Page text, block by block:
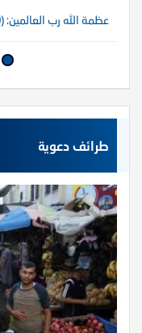
عظمة الله رب العالمين: (30) أخبرينا بأعجب شيء رأيته من رسول الله
طرائف دعوية